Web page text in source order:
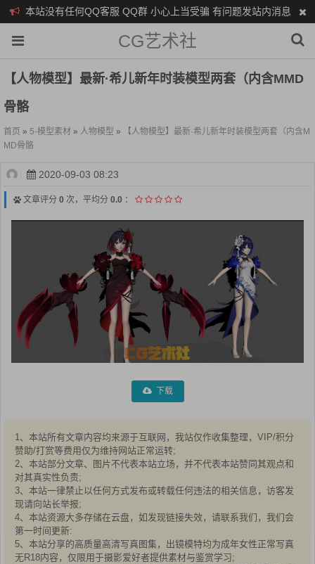
本站没有任何QQ客服 QQ群 小心上当受骗 有问题发站内消息
CG艺术社
【人物模型】最新·希儿新年时装模型两套（内含MMD
骨骼
首页 » 5-模型素材 » 人物模型 »
【人物模型】最新·希儿新年时装模型两套（内含M
MD骨骼
2020-09-03 08:23
文章评分 0 次，平均分 0.0 ：
下载
1、本站所有文章内容均来源于互联网，我站仅作收集整理，VIP/积分
赞助/打赏等费用仅为维持网站正常运转;
2、本站部分文章、图片不代表本站立场，并不代表本站赞同其观点和
对其真实性负责;
3、本站一律禁止以任何方式发布或转载任何违法的相关信息，访客发
现请向站长举报;
4、本站资源大多存储在云盘，如发现链接失效，请联系我们，我们会
第一时间更新:
5、本站分享的高质量高清写真图集，出镜模特均为成年女性正常写真
无R18内容，仅限用于摄影爱好者提供素材与鉴赏学习;